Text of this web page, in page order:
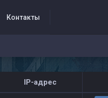
Контакты
IP-адрес